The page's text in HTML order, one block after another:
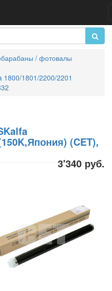
/ фотовалы
1800/1801/2200/2201
(CET),
3'340 руб.